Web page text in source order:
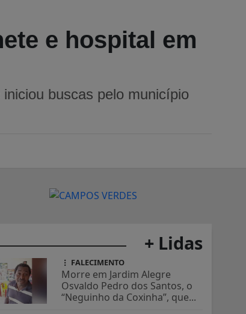
e hospital em
buscas pelo município
+ Lidas
FALECIMENTO
Morre em Jardim Alegre
Osvaldo Pedro dos Santos, o
“Neguinho da Coxinha”, que...